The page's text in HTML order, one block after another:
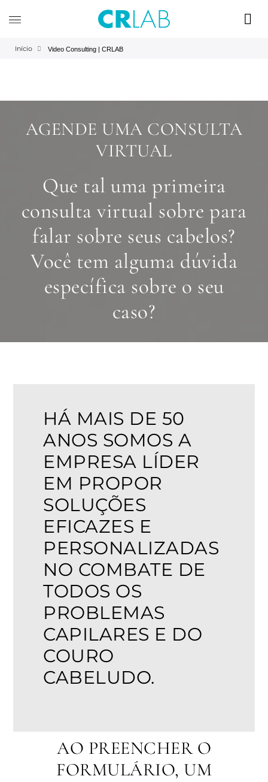
Início Video Consulting | CRLAB
AGENDE UMA CONSULTA
VIRTUAL
Que tal uma primeira
consulta virtual sobre para
falar sobre seus cabelos?
Você tem alguma dúvida
específica sobre o seu
caso?
HÁ MAIS DE 50
ANOS SOMOS A
EMPRESA LÍDER
EM PROPOR
SOLUÇÕES
EFICAZES E
PERSONALIZADAS
NO COMBATE DE
TODOS OS
PROBLEMAS
CAPILARES E DO
COURO
CABELUDO.
AO PREENCHER O
FORMULÁRIO, UM